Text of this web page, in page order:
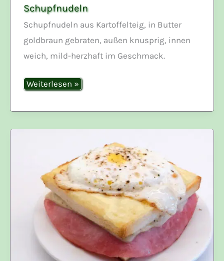
Schupfnudeln
Schupfnudeln aus Kartoffelteig, in Butter
goldbraun gebraten, außen knusprig, innen
weich, mild-herzhaft im Geschmack.
Schupfnudeln
Weiterlesen »